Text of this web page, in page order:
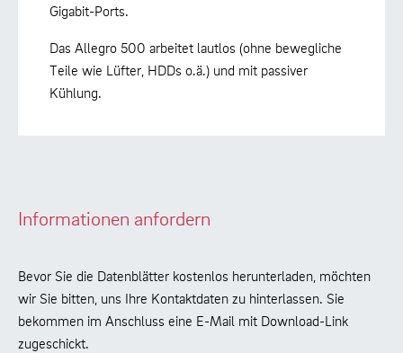
Gigabit-Ports.
Das Allegro 500 arbeitet lautlos (ohne bewegliche
Teile wie Lüfter, HDDs o.ä.) und mit passiver
Kühlung.
Informationen anfordern
Bevor Sie die Datenblätter kostenlos herunterladen, möchten
wir Sie bitten, uns Ihre Kontaktdaten zu hinterlassen. Sie
bekommen im Anschluss eine E-Mail mit Download-Link
zugeschickt.